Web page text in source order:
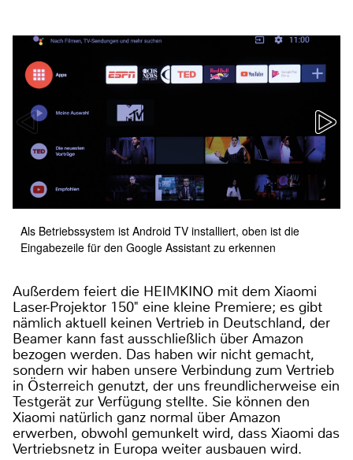
Als Betriebssystem ist Android TV installiert, oben ist die
Eingabezeile für den Google Assistant zu erkennen
Außerdem feiert die HEIMKINO mit dem Xiaomi
Laser-Projektor 150" eine kleine Premiere; es gibt
nämlich aktuell keinen Vertrieb in Deutschland, der
Beamer kann fast ausschließlich über Amazon
bezogen werden. Das haben wir nicht gemacht,
sondern wir haben unsere Verbindung zum Vertrieb
in Österreich genutzt, der uns freundlicherweise ein
Testgerät zur Verfügung stellte. Sie können den
Xiaomi natürlich ganz normal über Amazon
erwerben, obwohl gemunkelt wird, dass Xiaomi das
Vertriebsnetz in Europa weiter ausbauen wird.